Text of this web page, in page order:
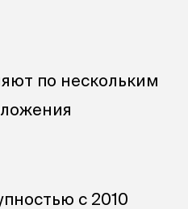
по нескольким
с 2010